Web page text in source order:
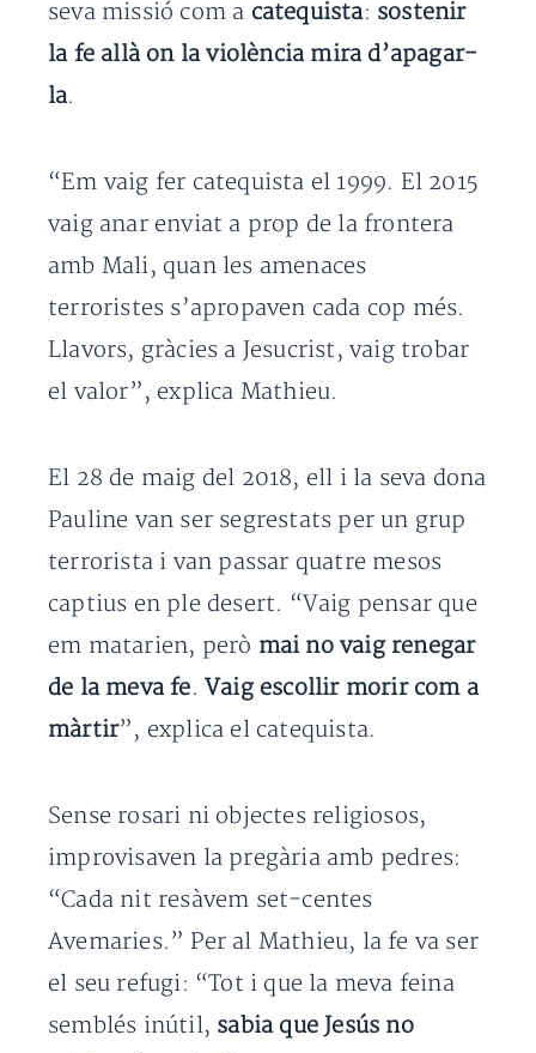
seva missió com a catequista: sostenir
la fe allà on la violència mira d’apagar-
la.
“Em vaig fer catequista el 1999. El 2015
vaig anar enviat a prop de la frontera
amb Mali, quan les amenaces
terroristes s’apropaven cada cop més.
Llavors, gràcies a Jesucrist, vaig trobar
el valor”, explica Mathieu.
El 28 de maig del 2018, ell i la seva dona
Pauline van ser segrestats per un grup
terrorista i van passar quatre mesos
captius en ple desert. “Vaig pensar que
em matarien, però mai no vaig renegar
de la meva fe.Vaig escollir morir com a
màrtir”, explica el catequista.
Sense rosari ni objectes religiosos,
improvisaven la pregària amb pedres:
“Cada nit resàvem set-centes
Avemaries.” Per al Mathieu, la fe va ser
el seu refugi: “Tot i que la meva feina
semblés inútil, sabia que Jesús no